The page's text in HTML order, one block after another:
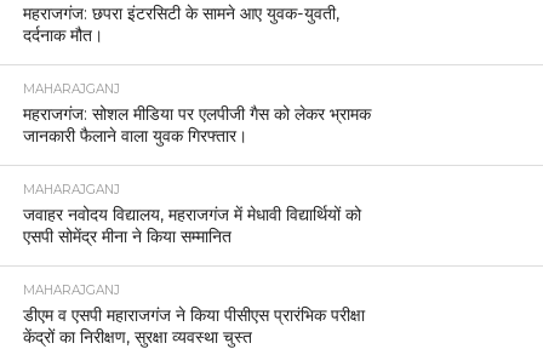
महराजगंज: छपरा इंटरसिटी के सामने आए युवक-युवती,
दर्दनाक मौत।
MAHARAJGANJ
महराजगंज: सोशल मीडिया पर एलपीजी गैस को लेकर भ्रामक
जानकारी फैलाने वाला युवक गिरफ्तार।
MAHARAJGANJ
जवाहर नवोदय विद्यालय, महराजगंज में मेधावी विद्यार्थियों को
एसपी सोमेंद्र मीना ने किया सम्मानित
MAHARAJGANJ
डीएम व एसपी महाराजगंज ने किया पीसीएस प्रारंभिक परीक्षा
केंद्रों का निरीक्षण, सुरक्षा व्यवस्था चुस्त